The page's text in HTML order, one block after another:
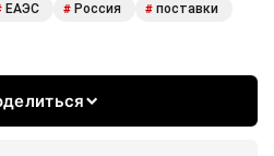
ЕАЭС # Россия # поставки